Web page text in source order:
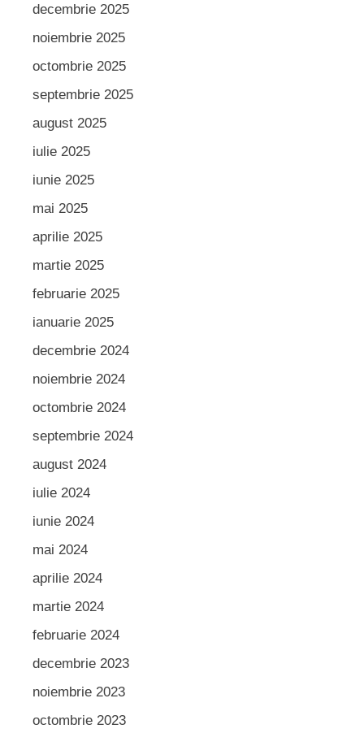
decembrie 2025
noiembrie 2025
octombrie 2025
septembrie 2025
august 2025
iulie 2025
iunie 2025
mai 2025
aprilie 2025
martie 2025
februarie 2025
ianuarie 2025
decembrie 2024
noiembrie 2024
octombrie 2024
septembrie 2024
august 2024
iulie 2024
iunie 2024
mai 2024
aprilie 2024
martie 2024
februarie 2024
decembrie 2023
noiembrie 2023
octombrie 2023